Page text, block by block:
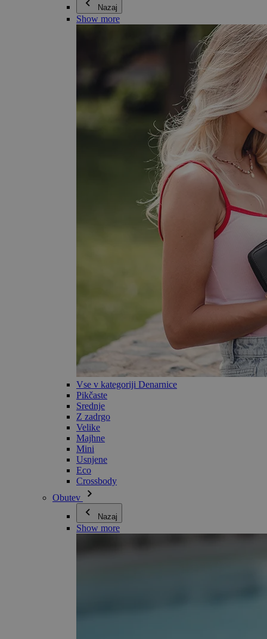
Nazaj
Show more
Vse v kategoriji Denarnice
Pikčaste
Srednje
Z zadrgo
Velike
Majhne
Mini
Usnjene
Eco
Crossbody
Obutev
Nazaj
Show more